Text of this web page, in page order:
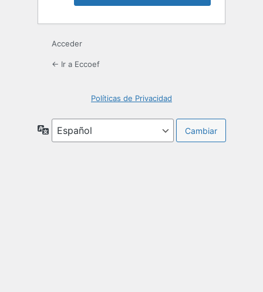
Acceder
← Ir a Eccoef
Políticas de Privacidad
Idioma